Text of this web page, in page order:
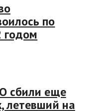
по
годом
сбили еще
летевший на